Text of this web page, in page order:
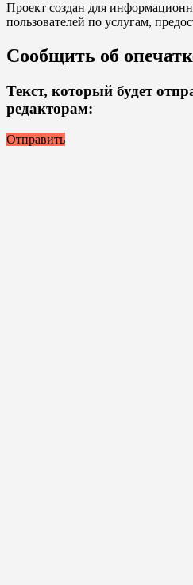
Проект создан для
пользователей по услугам,
Сообщить об
Текст, который будет
редакторам:
Отправить